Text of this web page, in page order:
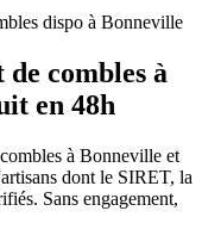
dispo à Bonneville
de combles à
en 48h
à Bonneville et
dont le SIRET, la
Sans engagement,